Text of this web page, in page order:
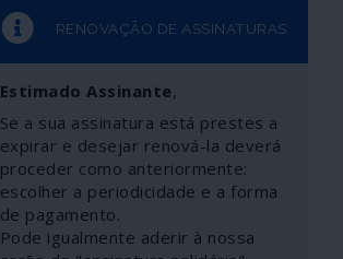
RENOVAÇÃO DE ASSINATURAS
Estimado Assinante,
Se a sua assinatura está prestes a
expirar e desejar renová-la deverá
proceder como anteriormente:
escolher a periodicidade e a forma
de pagamento.
Pode igualmente aderir à nossa